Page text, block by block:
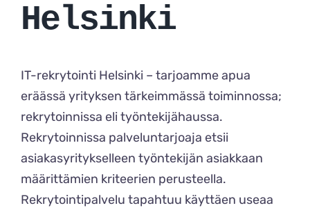
Helsinki
IT-rekrytointi Helsinki – tarjoamme apua
eräässä yrityksen tärkeimmässä toiminnossa;
rekrytoinnissa eli työntekijähaussa.
Rekrytoinnissa palveluntarjoaja etsii
asiakasyritykselleen työntekijän asiakkaan
määrittämien kriteerien perusteella.
Rekrytointipalvelu tapahtuu käyttäen useaa